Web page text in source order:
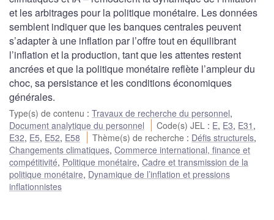
et les arbitrages pour la politique monétaire. Les données
semblent indiquer que les banques centrales peuvent
s’adapter à une inflation par l’offre tout en équilibrant
l’inflation et la production, tant que les attentes restent
ancrées et que la politique monétaire reflète l’ampleur du
choc, sa persistance et les conditions économiques
générales.
Type(s) de contenu : Travaux de recherche du personnel,
Document analytique du personnel
Code(s) JEL : E, E3, E31 ,
E32, E5, E52, E58 Thème(s) de recherche : Défis structurels,
Changements climatiques, Commerce international, finance et
compétitivité, Politique monétaire, Cadre et transmission de la
politique monétaire, Dynamique de l’inflation et pressions
inflationnistes